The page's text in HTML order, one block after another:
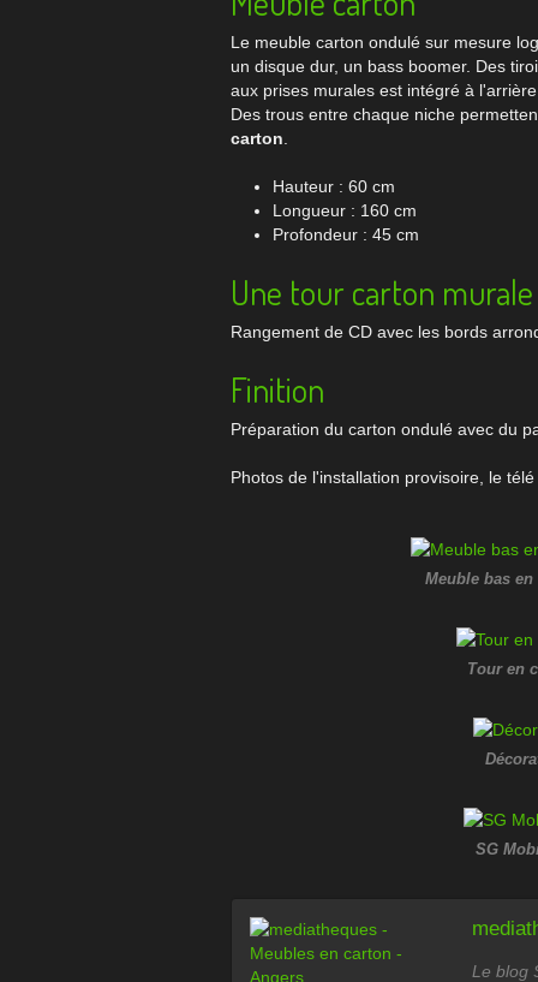
Le meuble carton ondulé sur mesure
un disque dur, un bass boomer. Des
aux prises murales est intégré à
Des trous entre chaque niche
carton
Hauteur : 60 cm
Longueur : 160 cm
Profondeur : 45 cm
Une tour carton murale
Rangement de CD avec les bords
Finition
Préparation du carton ondulé avec du
Photos de l'installation provisoire, le
Meuble bas
Tour en
SG
Le blog